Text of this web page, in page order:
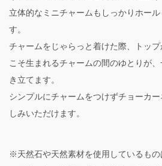
立体的なミニチャームもしっかりホー
す。
チャームをじゃらっと着けた際、トッ
こそ生まれるチャームの間のゆとりが、
き立てます。
シンプルにチャームをつけずチョーカ
しみいただけます。
※天然石や天然素材を使用しているも